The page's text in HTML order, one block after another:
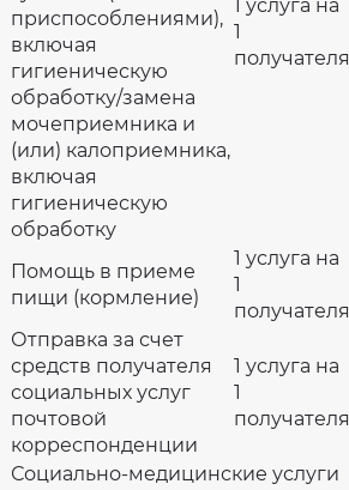
приспособлениями),
включая
гигиеническую
обработку/замена
мочеприемника и
(или) калоприемника,
включая
гигиеническую
обработку
1 услуга на
1
получателя
Помощь в приеме
пищи (кормление)
1 услуга на
1
получателя
Отправка за счет
средств получателя
социальных услуг
почтовой
корреспонденции
1 услуга на
1
получателя
Социально-медицинские услуги